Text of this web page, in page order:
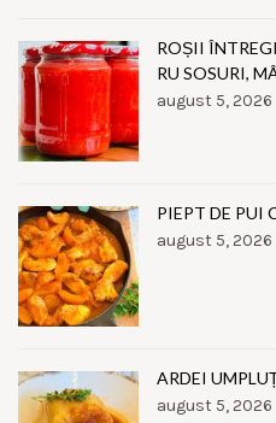
ROȘII
RU SOSURI,
august 5, 2026
PIEPT DE PUI
august 5, 2026
ARDEI
august 5, 2026